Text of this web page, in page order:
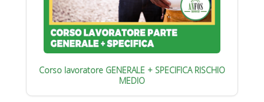
Corso lavoratore GENERALE + SPECIFICA RISCHIO
MEDIO